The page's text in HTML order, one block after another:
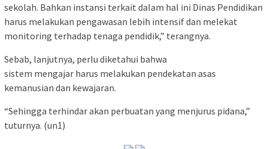
sekolah. Bahkan instansi terkait dalam hal ini Dinas Pendidikan
harus melakukan pengawasan lebih intensif dan melekat
monitoring terhadap tenaga pendidik,” terangnya.
Sebab, lanjutnya, perlu diketahui bahwa
sistem mengajar harus melakukan pendekatan asas
kemanusian dan kewajaran.
“Sehingga terhindar akan perbuatan yang menjurus pidana,”
tuturnya. (un1)